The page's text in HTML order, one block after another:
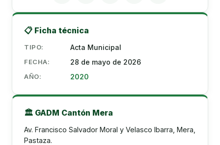
📋 Ficha técnica
TIPO: Acta Municipal
FECHA: 28 de mayo de 2026
AÑO: 2020
🏛️ GADM Cantón Mera
Av. Francisco Salvador Moral y Velasco Ibarra, Mera,
Pastaza.